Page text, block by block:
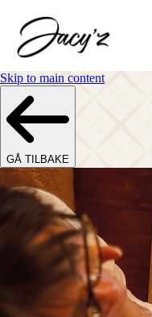
Skip to main content
GÅ TILBAKE